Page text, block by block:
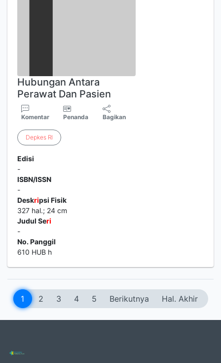
Hubungan Antara
Perawat Dan Pasien
Komentar Penanda Bagikan
Depkes RI
Edisi
-
ISBN/ISSN
-
Deskripsi Fisik
327 hal.; 24 cm
Judul Seri
-
No. Panggil
610 HUB h
1 2 3 4 5 Berikutnya Hal. Akhir